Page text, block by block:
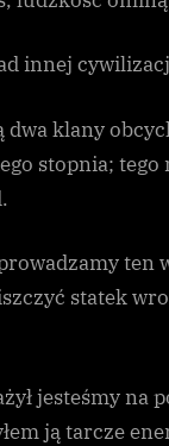
innej
dwa klany
stopnia; tego
ten
statek
jesteśmy na
ją tarcze